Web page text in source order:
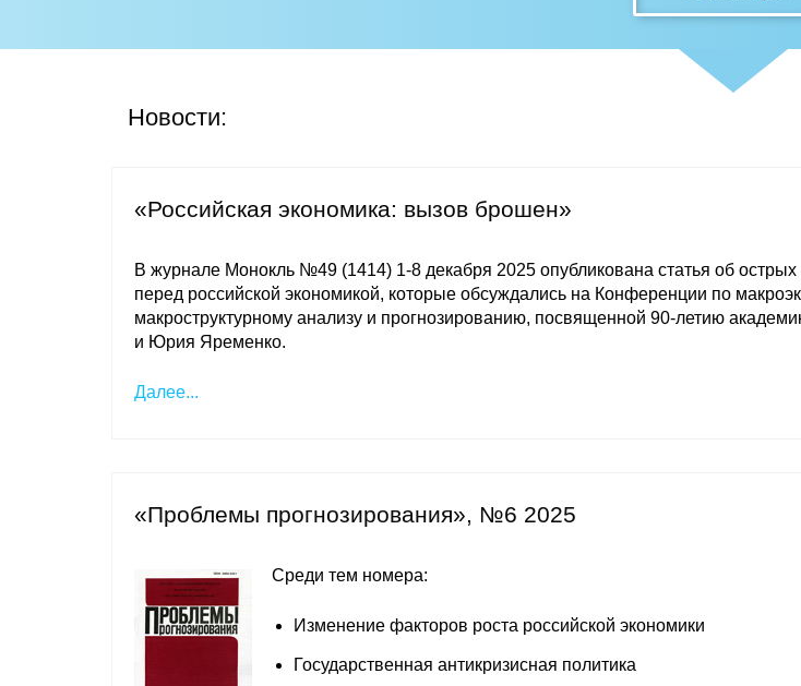
Новости:
«Российская экономика: вызов брошен»
В журнале Монокль №49 (1414) 1-8 декабря 2025 опубликована статья об
перед российской экономикой, которые обсуждались на Конференции по
макроструктурному анализу и прогнозированию, посвященной 90-летию
и Юрия Яременко.
Далее...
«Проблемы прогнозирования», №6 2025
Среди тем номера:
Изменение факторов роста российской экономики
Государственная антикризисная политика